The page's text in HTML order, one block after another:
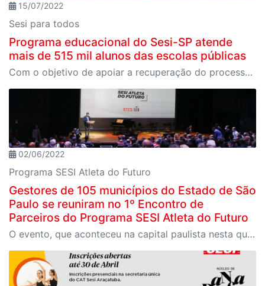
15/07/2022
Sesi para todos
Programa educacional do Sesi-SP atende
mais de 515 mil alunos das escolas públicas
Com o objetivo de apoiar a recuperação do processo de alfabetização e a ampliação de proficiência em Língua Portuguesa e Matemática, foram fechadas 479 parcerias com os municípios, para início de atuação já no próximo mês.
02/06/2022
Programa SESI Atleta do Futuro
Gestores de 105 municípios do Estado de São
Paulo se reuniram no 1º Encontro de
Parceiros do Programa SESI Atleta do Futuro
O evento, que aconteceu na capital paulista nesta quarta-feira, marcou a comemoração de 30 anos do projeto